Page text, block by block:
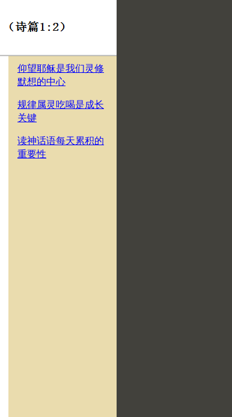
仰望耶稣是我们灵修
默想的中心
规律属灵吃喝是成长
关键
读神话语每天累积的
重要性